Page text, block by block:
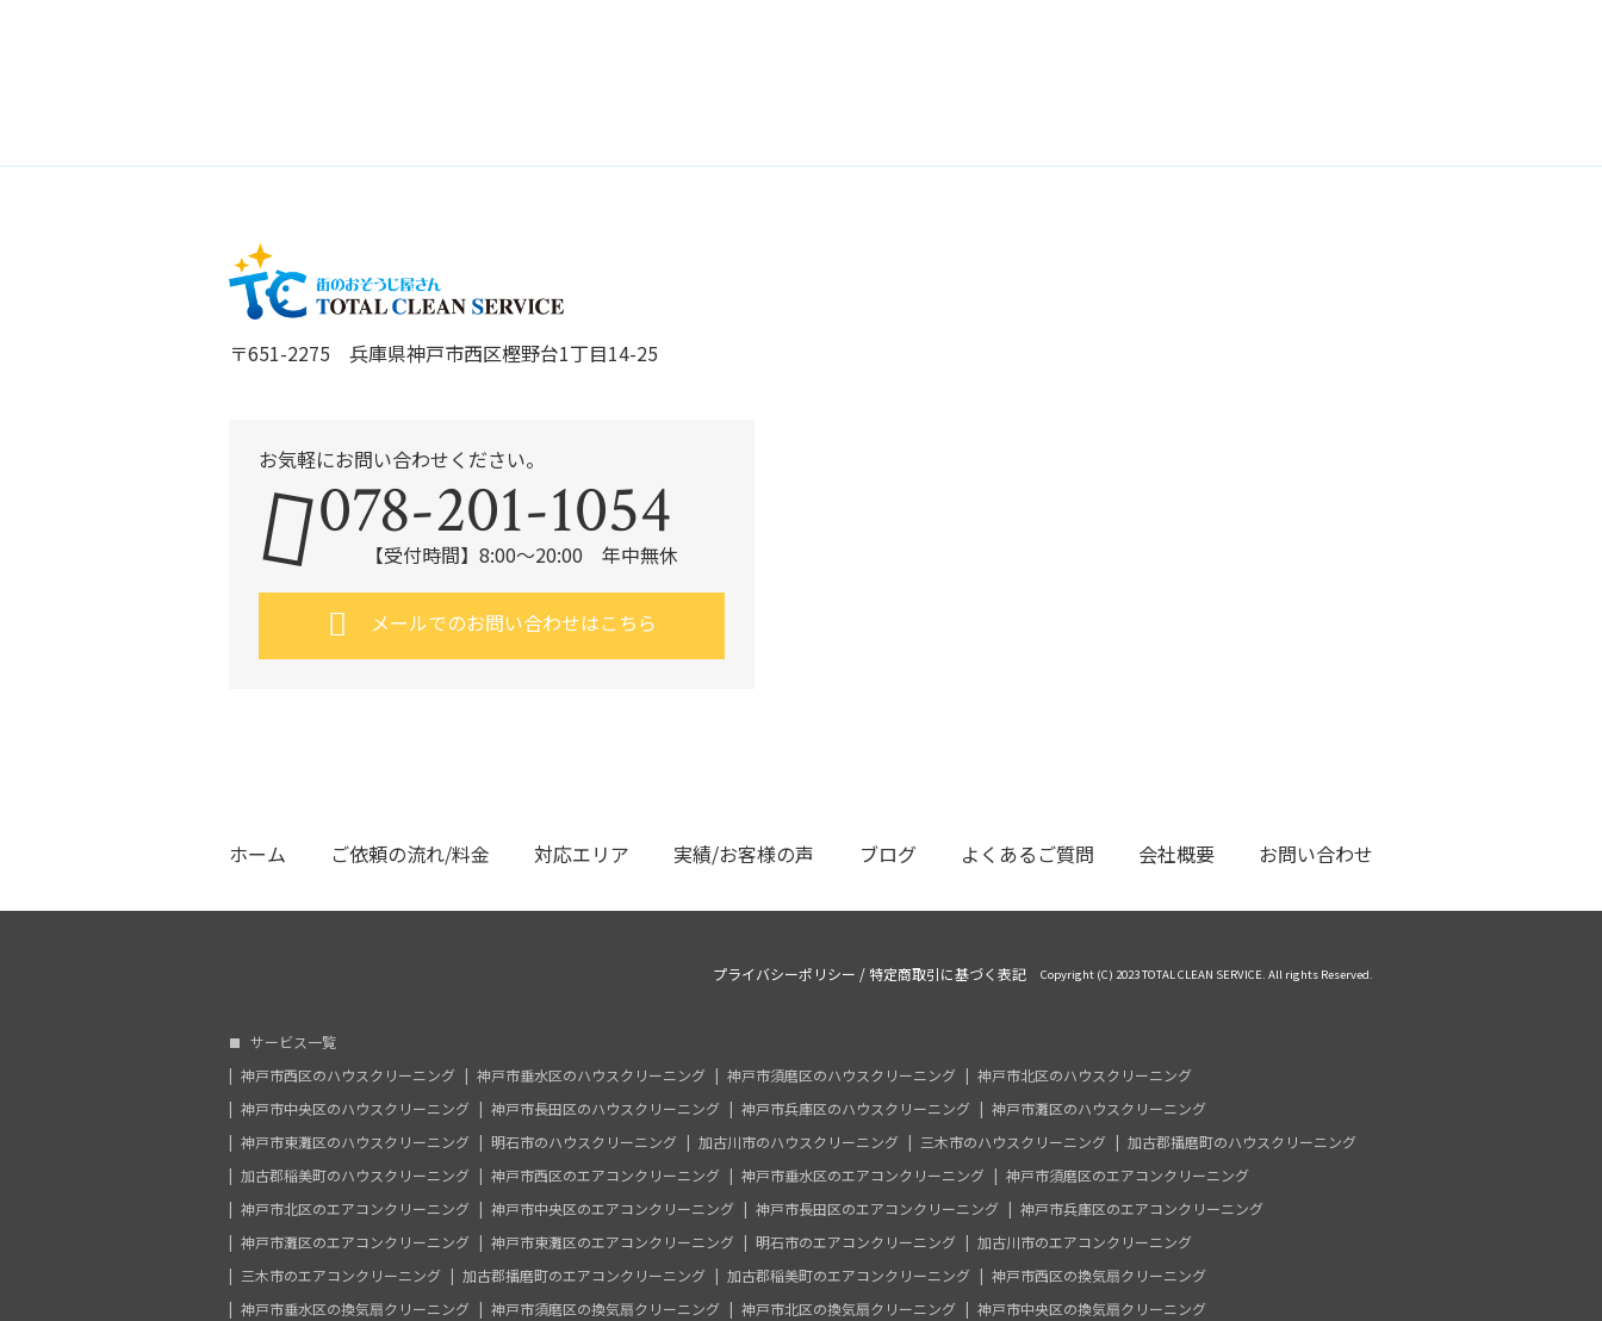
o
〒651-2275 兵庫県神戸市西区樫野台1丁目14-25
お気軽にお問い合わせください。
078-201-1054
【受付時間】8:00～20:00 年中無休
メールでのお問い合わせはこちら
ホーム ご依頼の流れ/料金 対応エリア 実績/お客様の声 ブログ よくあるご質問 会社概要 お問い合わせ
プライバシーポリシー /特定商取引に基づく表記 Copyright (C) 2023 TOTAL CLEAN SERVICE. All rights Reserved.
サービス一覧
神戸市西区のハウスクリーニング
神戸市垂水区のハウスクリーニング 神戸市須磨区のハウスクリーニング
神戸市北区のハウスクリーニング
神戸市中央区のハウスクリーニング
神戸市長田区のハウスクリーニング 神戸市兵庫区のハウスクリーニング
神戸市灘区のハウスクリーニング
神戸市東灘区のハウスクリーニング
明石市のハウスクリーニング 加古川市のハウスクリーニング 三木市のハウスクリーニング
加古郡播磨町のハウスクリーニング
加古郡稲美町のハウスクリーニング
神戸市西区のエアコンクリーニング 神戸市垂水区のエアコンクリーニング
神戸市須磨区のエアコンクリーニング
神戸市北区のエアコンクリーニング
神戸市中央区のエアコンクリーニング 神戸市長田区のエアコンクリーニング
神戸市兵庫区のエアコンクリーニング
神戸市灘区のエアコンクリーニング
神戸市東灘区のエアコンクリーニング 明石市のエアコンクリーニング
加古川市のエアコンクリーニング
三木市のエアコンクリーニング
加古郡播磨町のエアコンクリーニング 加古郡稲美町のエアコンクリーニング
神戸市西区の換気扇クリーニング
神戸市垂水区の換気扇クリーニング
神戸市須磨区の換気扇クリーニング 神戸市北区の換気扇クリーニング 神戸市中央区の換気扇クリーニング